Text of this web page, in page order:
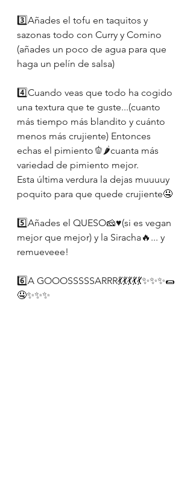
3️⃣Añades el tofu en taquitos y
sazonas todo con Curry y Comino
(añades un poco de agua para que
haga un pelín de salsa)
4️⃣Cuando veas que todo ha cogido
una textura que te guste...(cuanto
más tiempo más blandito y cuánto
menos más crujiente) Entonces
echas el pimiento🫑🌶cuanta más
variedad de pimiento mejor.
Esta última verdura la dejas muuuuy
poquito para que quede crujiente🤤
5️⃣Añades el QUESO🧀♥️(si es vegan
mejor que mejor) y la Siracha🔥... y
remueveee!
6️⃣A GOOOSSSSSARRR💃💃💃💃💃✨✨✨🌯
🤤✨✨✨